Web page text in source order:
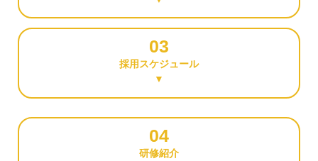
03
採用スケジュール
▼
04
研修紹介